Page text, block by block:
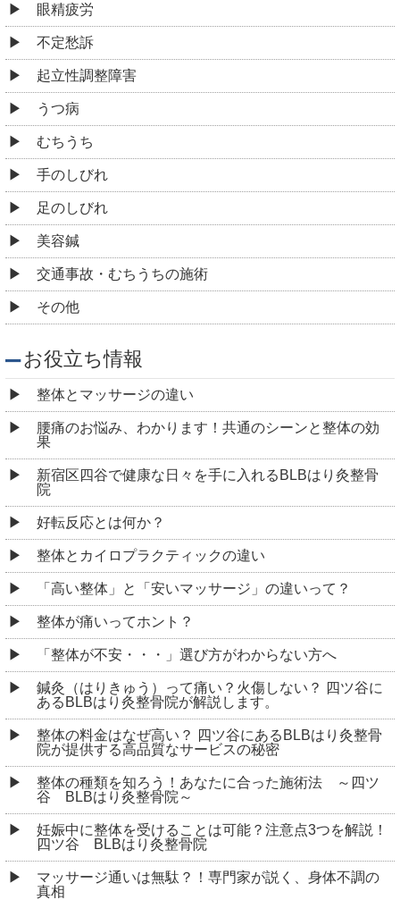
眼精疲労
不定愁訴
起立性調整障害
うつ病
むちうち
手のしびれ
足のしびれ
美容鍼
交通事故・むちうちの施術
その他
お役立ち情報
整体とマッサージの違い
腰痛のお悩み、わかります！共通のシーンと整体の効
果
新宿区四谷で健康な日々を手に入れるBLBはり灸整骨
院
好転反応とは何か？
整体とカイロプラクティックの違い
「高い整体」と「安いマッサージ」の違いって？
整体が痛いってホント？
「整体が不安・・・」選び方がわからない方へ
鍼灸（はりきゅう）って痛い？火傷しない？ 四ツ谷に
あるBLBはり灸整骨院が解説します。
整体の料金はなぜ高い？ 四ツ谷にあるBLBはり灸整骨
院が提供する高品質なサービスの秘密
整体の種類を知ろう！あなたに合った施術法 ～四ツ
谷 BLBはり灸整骨院～
妊娠中に整体を受けることは可能？注意点3つを解説！
四ツ谷 BLBはり灸整骨院
マッサージ通いは無駄？！専門家が説く、身体不調の
真相